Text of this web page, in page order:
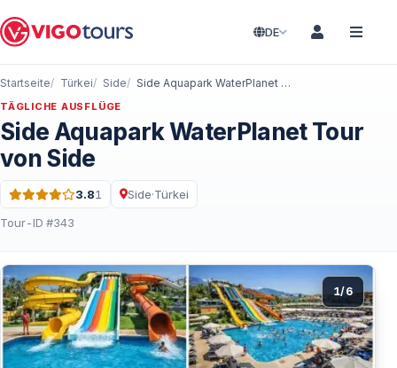
DE
Startseite Türkei Side Side Aquapark WaterPlanet Tour von Side
TÄGLICHE AUSFLÜGE
Side Aquapark WaterPlanet Tour
von Side
Bewertung: 3.8 von 5 · 1 Bewertungen
3.81 Side·Türkei
Tour-ID #343
1/6